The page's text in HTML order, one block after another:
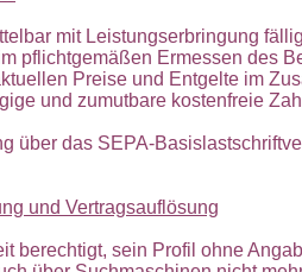
mit Leistungserbringung
pflichtgemäßen Ermessen des
Preise und Entgelte im
und zumutbare kostenfreie
über das SEPA-
und Vertragsauflösung
berechtigt, sein Profil ohne